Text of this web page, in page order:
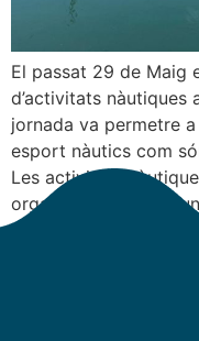
El passat 29 de Maig
d’activitats nàutiques
jornada va permetre
esport nàutics com
Les activitats
organitzades per